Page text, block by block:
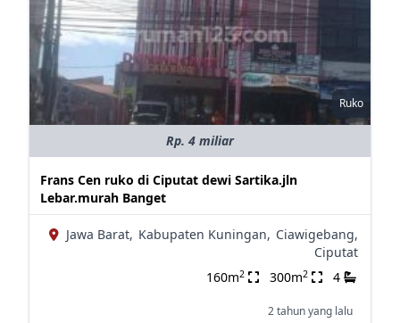
Ruko
Rp. 4 miliar
Frans Cen ruko di Ciputat dewi Sartika.jln
Lebar.murah Banget
Jawa Barat, Kabupaten Kuningan, Ciawigebang,
Ciputat
160m2 300m2 4
2 tahun yang lalu